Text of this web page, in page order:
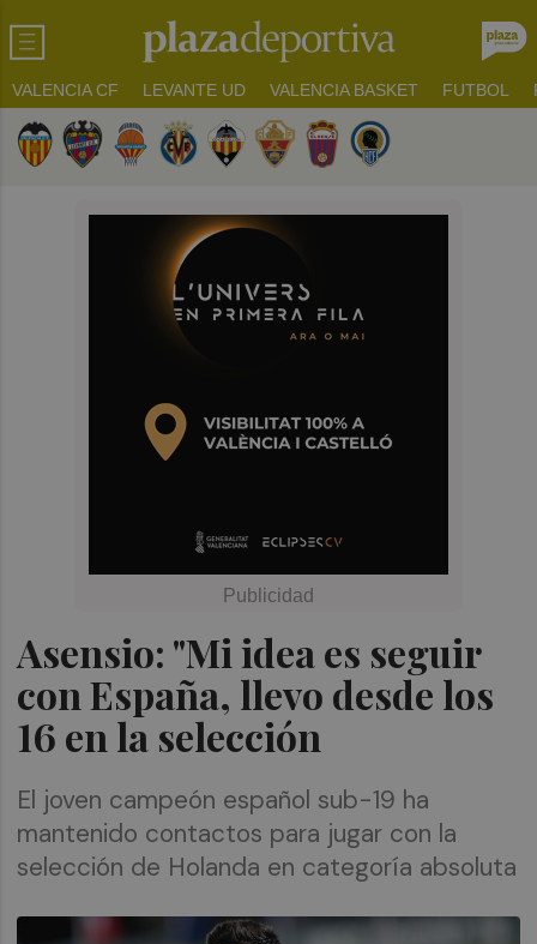
VALENCIA CF LEVANTE UD VALENCIA BASKET FUTBOL
Asensio: "Mi idea es seguir
con España, llevo desde los
16 en la selección
El joven campeón español sub-19 ha
mantenido contactos para jugar con la
selección de Holanda en categoría absoluta